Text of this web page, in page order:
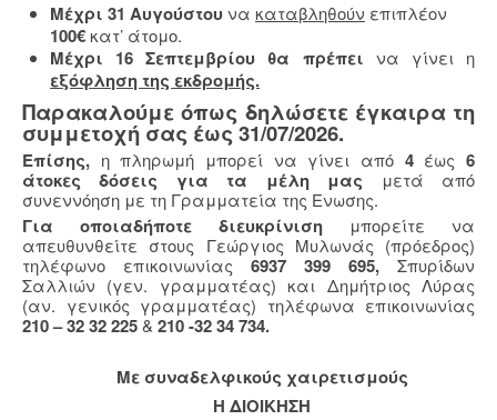
Μέχρι 31 Αυγούστουνα καταβληθούν επιπλέον
100€κατ’ άτομο.
Μέχρι 16 Σεπτεμβρίου θα πρέπει να γίνει η
εξόφληση της εκδρομής.
Παρακαλούμε όπως δηλώσετε έγκαιρα τη
συμμετοχή σας έως 31/07/2026.
Επίσης, η πληρωμή μπορεί να γίνει από 4 έως6
άτοκες δόσεις για τα μέλη μας
μετά από
συνεννόηση με τη Γραμματεία της Ενωσης.
Για οποιαδήποτε διευκρίνιση
μπορείτε να
απευθυνθείτε στους Γεώργιος Μυλωνάς (πρόεδρος)
τηλέφωνο επικοινωνίας 6937 399 695, Σπυρίδων
Σαλλιών (γεν. γραμματέας) και Δημήτριος Λύρας
(αν. γενικός γραμματέας) τηλέφωνα επικοινωνίας
210 – 32 32 225& 210 -32 34 734.
Με συναδελφικούς χαιρετισμούς
Η ΔΙΟΙΚΗΣΗ